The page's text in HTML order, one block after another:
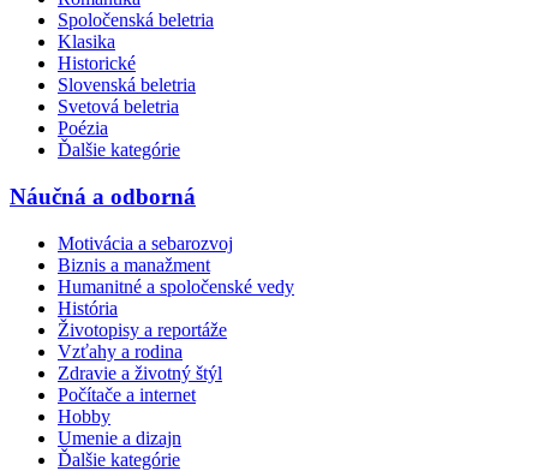
Spoločenská beletria
Klasika
Historické
Slovenská beletria
Svetová beletria
Poézia
Ďalšie kategórie
Náučná a odborná
Motivácia a sebarozvoj
Biznis a manažment
Humanitné a spoločenské vedy
História
Životopisy a reportáže
Vzťahy a rodina
Zdravie a životný štýl
Počítače a internet
Hobby
Umenie a dizajn
Ďalšie kategórie